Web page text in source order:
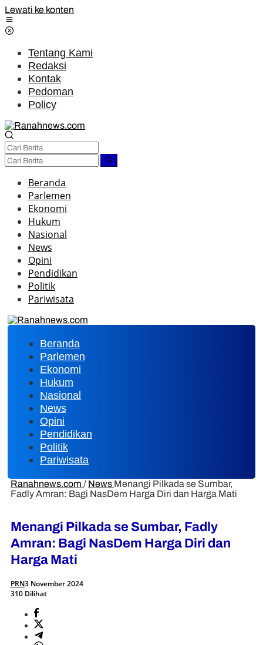
Lewati ke konten
Tentang Kami
Redaksi
Kontak
Pedoman
Policy
Beranda
Parlemen
Ekonomi
Hukum
Nasional
News
Opini
Pendidikan
Politik
Pariwisata
Beranda
Parlemen
Ekonomi
Hukum
Nasional
News
Opini
Pendidikan
Politik
Pariwisata
Ranahnews.com / News Menangi Pilkada se Sumbar,
Fadly Amran: Bagi NasDem Harga Diri dan Harga Mati
Menangi Pilkada se Sumbar, Fadly
Amran: Bagi NasDem Harga Diri dan
Harga Mati
PRN3 November 2024
310 Dilihat